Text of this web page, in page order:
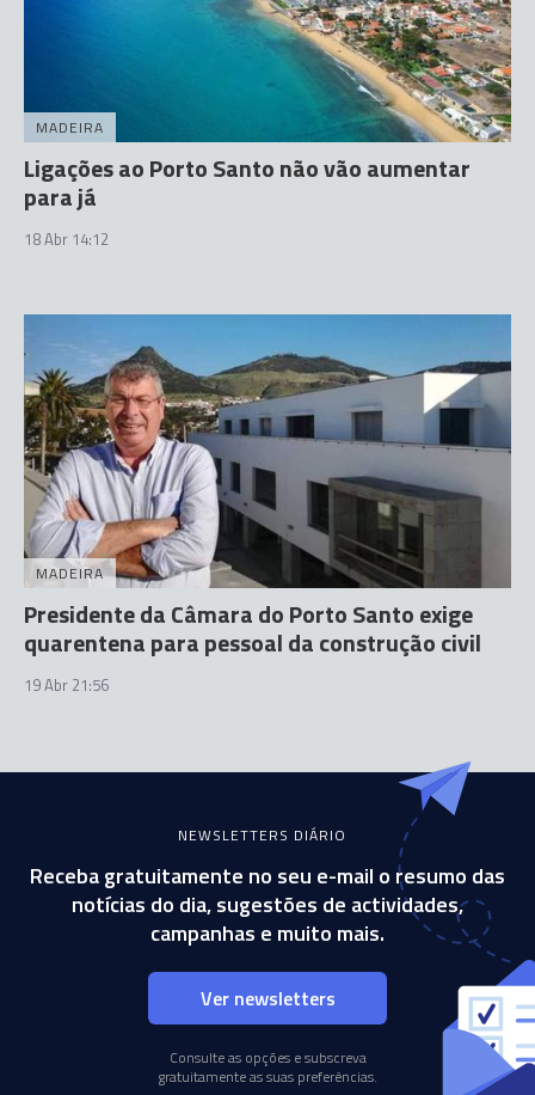
MADEIRA
Ligações ao Porto Santo não vão aumentar
para já
18 Abr 14:12
MADEIRA
Presidente da Câmara do Porto Santo exige
quarentena para pessoal da construção civil
19 Abr 21:56
NEWSLETTERS DIÁRIO
Receba gratuitamente no seu e-mail o resumo das
notícias do dia, sugestões de actividades,
campanhas e muito mais.
Ver newsletters
Consulte as opções e subscreva
gratuitamente as suas preferências.